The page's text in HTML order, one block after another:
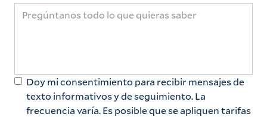
Doy mi consentimiento para recibir mensajes de
texto informativos y de seguimiento. La
frecuencia varía. Es posible que se apliquen tarifas